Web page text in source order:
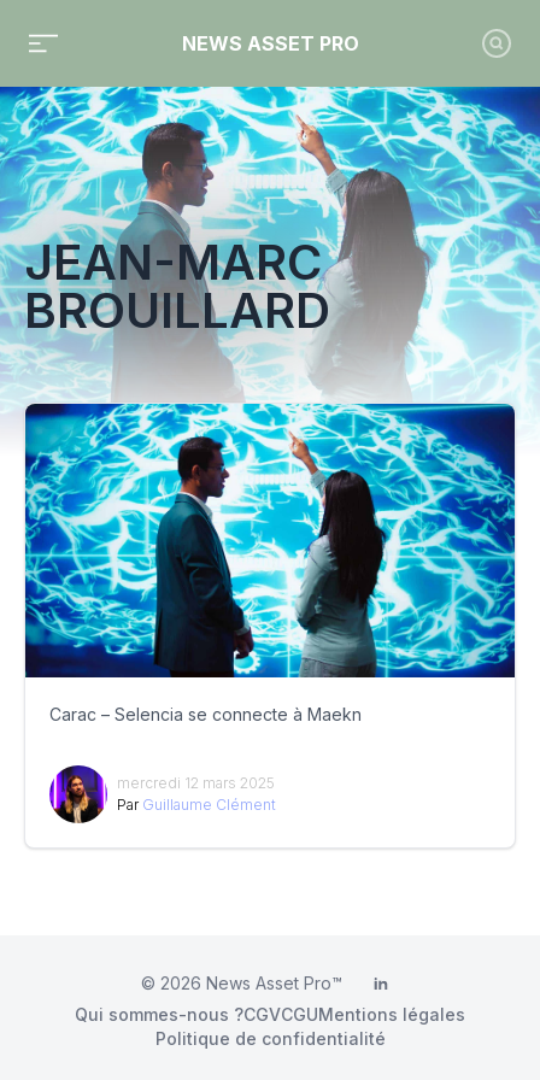
NEWS ASSET PRO
Toute l'actualité sur le tag "Jean-Marc Brouillard"
JEAN-MARC
BROUILLARD
Carac – Selencia se connecte à Maekn
mercredi 12 mars 2025
Par Guillaume Clément
© 2026 News Asset Pro™ LinkedIn
Qui sommes-nous ?CGVCGUMentions légales
Politique de confidentialité